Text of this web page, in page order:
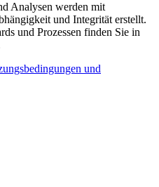
Analysen werden mit
und Integrität erstellt.
und Prozessen finden Sie in
und